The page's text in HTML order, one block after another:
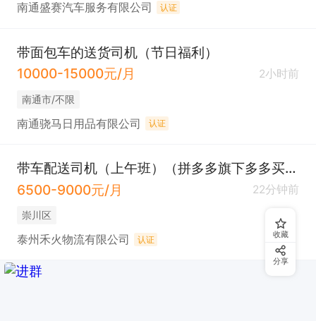
南通盛赛汽车服务有限公司 认证
带面包车的送货司机（节日福利）
10000-15000元/月
2小时前
南通市/不限
南通骁马日用品有限公司 认证
带车配送司机（上午班）（拼多多旗下多多买菜）
6500-9000元/月
22分钟前
崇川区
泰州禾火物流有限公司 认证 收藏
分享